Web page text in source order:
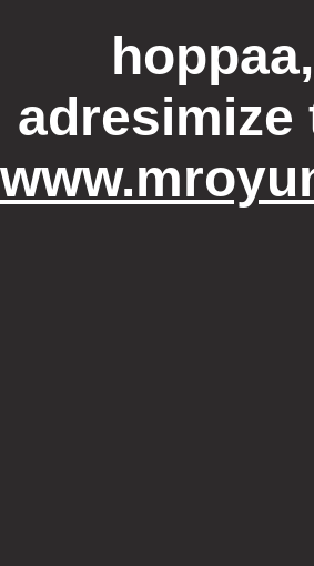
adresimize